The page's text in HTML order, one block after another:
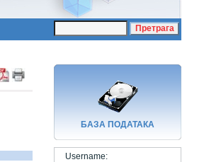
БАЗA ПОДАТАКА
Username: